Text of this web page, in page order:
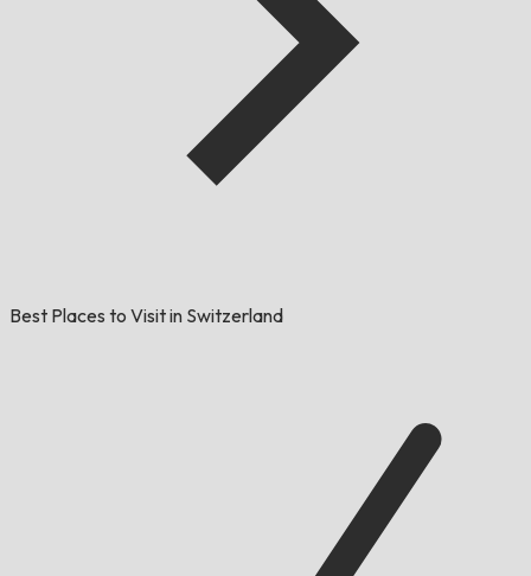
Best Places to Visit in Switzerland